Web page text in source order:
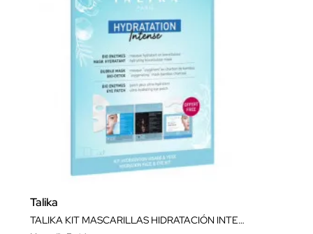
Talika
TALIKA KIT MASCARILLAS HIDRATACIÓN INTENSA